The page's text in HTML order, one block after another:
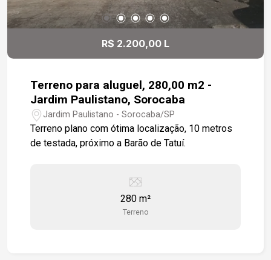
R$ 2.200,00 L
Terreno para aluguel, 280,00 m2 -
Jardim Paulistano, Sorocaba
Jardim Paulistano - Sorocaba/SP
Terreno plano com ótima localização, 10 metros
de testada, próximo a Barão de Tatuí.
280 m²
Terreno